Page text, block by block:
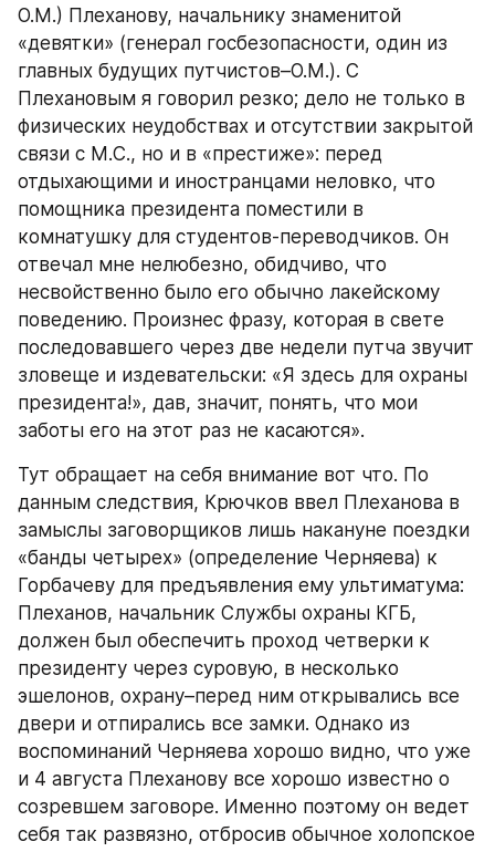
О.М.) Плеханову, начальнику знаменитой
«девятки» (генерал госбезопасности, один из
главных будущих путчистов–О.М.). С
Плехановым я говорил резко; дело не только в
физических неудобствах и отсутствии закрытой
связи с М.С., но и в «престиже»: перед
отдыхающими и иностранцами неловко, что
помощника президента поместили в
комнатушку для студентов-переводчиков. Он
отвечал мне нелюбезно, обидчиво, что
несвойственно было его обычно лакейскому
поведению. Произнес фразу, которая в свете
последовавшего через две недели путча звучит
зловеще и издевательски: «Я здесь для охраны
президента!», дав, значит, понять, что мои
заботы его на этот раз не касаются».
Тут обращает на себя внимание вот что. По
данным следствия, Крючков ввел Плеханова в
замыслы заговорщиков лишь накануне поездки
«банды четырех» (определение Черняева) к
Горбачеву для предъявления ему ультиматума:
Плеханов, начальник Службы охраны КГБ,
должен был обеспечить проход четверки к
президенту через суровую, в несколько
эшелонов, охрану–перед ним открывались все
двери и отпирались все замки. Однако из
воспоминаний Черняева хорошо видно, что уже
и 4 августа Плеханову все хорошо известно о
созревшем заговоре. Именно поэтому он ведет
себя так развязно, отбросив обычное холопское